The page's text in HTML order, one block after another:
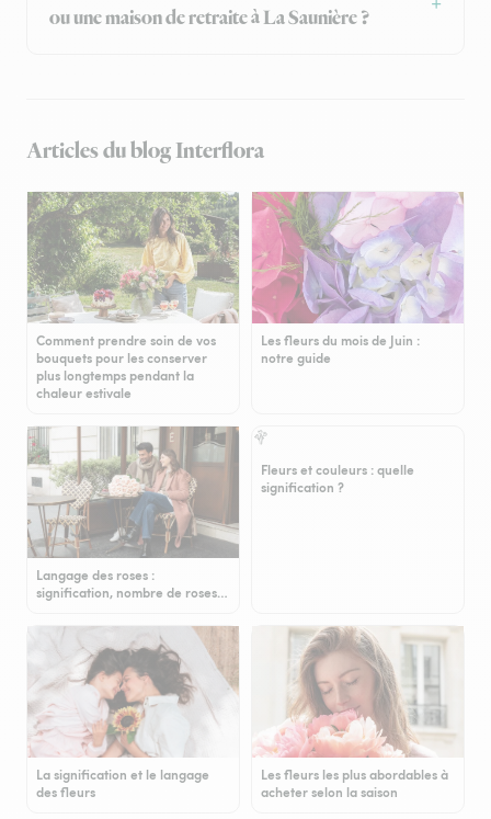
ou une maison de retraite à La Saunière ?
Articles du blog Interflora
Comment prendre soin de vos
bouquets pour les conserver
plus longtemps pendant la
chaleur estivale
Les fleurs du mois de Juin :
notre guide
Langage des roses :
signification, nombre de roses…
Fleurs et couleurs : quelle
signification ?
La signification et le langage
des fleurs
Les fleurs les plus abordables à
acheter selon la saison